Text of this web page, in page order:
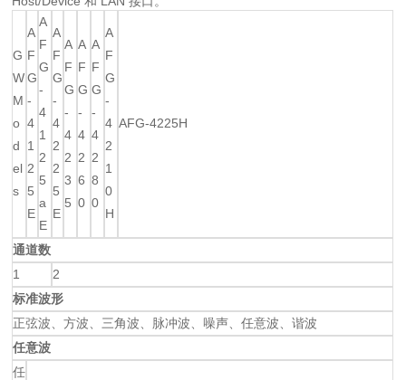
G
W
M
o
d
el
s
A
F
G
-
4
1
2
5
E
A
F
G
-
4
1
2
5
a
E
A
F
G
-
4
2
2
5
E
A
F
G
-
4
2
3
5
A
F
G
-
4
2
6
0
A
F
G
-
4
2
8
0
A
F
G
-
4
2
1
0
H
AFG-4225H
通道数
1
2
标准波形
正弦波、方波、三角波、脉冲波、噪声、任意波、谐波
任意波
任